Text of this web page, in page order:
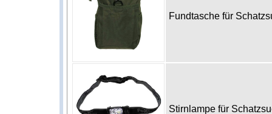
Fundtasche für
Stirnlampe für